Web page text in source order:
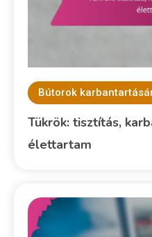
Bútorok
Tükrök: tisztítás,
élettartam